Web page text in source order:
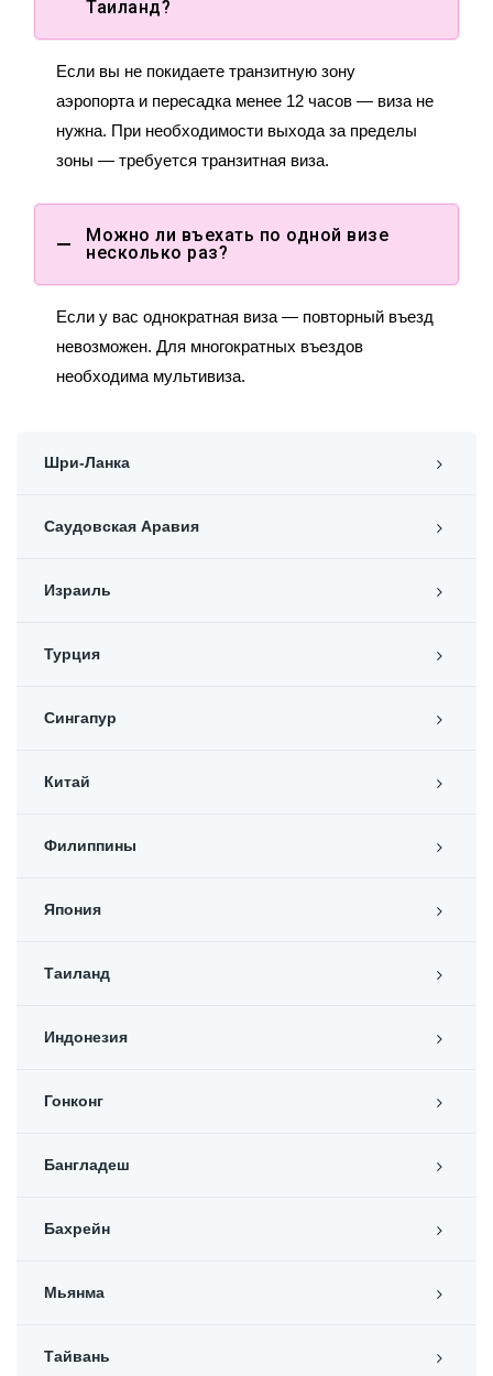
Таиланд?
Если вы не покидаете транзитную зону
аэропорта и пересадка менее 12 часов — виза не
нужна. При необходимости выхода за пределы
зоны — требуется транзитная виза.
Можно ли въехать по одной визе
несколько раз?
Если у вас однократная виза — повторный въезд
невозможен. Для многократных въездов
необходима мультивиза.
Шри-Ланка
Саудовская Аравия
Израиль
Турция
Сингапур
Китай
Филиппины
Япония
Таиланд
Индонезия
Гонконг
Бангладеш
Бахрейн
Мьянма
Тайвань